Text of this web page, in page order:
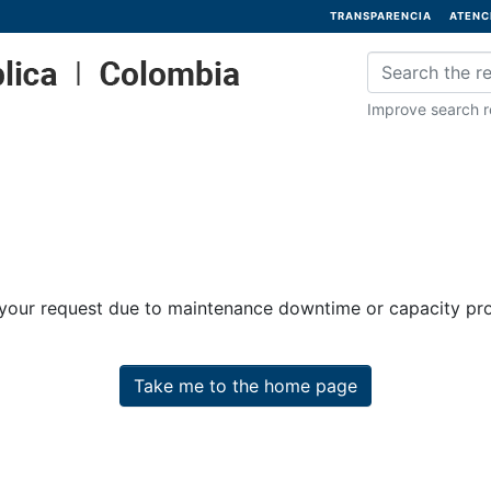
TRANSPARENCIA
Improve search
request due to maintenance downtime or capacity
Take me to the home page